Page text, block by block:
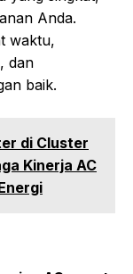
Anda.
waktu,
dan
baik.
di Cluster
Kinerja AC